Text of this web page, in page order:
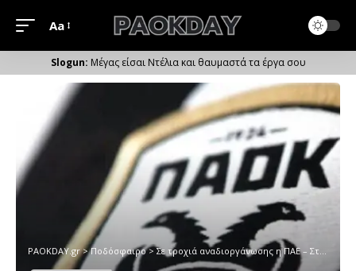
Μέγεθος
Γραμματοσειράς
Aa
Μέγας είσαι Ντέλια και θαυμαστά τα έργα σου
PAOKDAY.gr>Ποδόσφαιρο>Σε τροχιά αναδιοργάνωσης η ΠΑΕ – Στο τραπέζι και η επιστροφή Βρύζα